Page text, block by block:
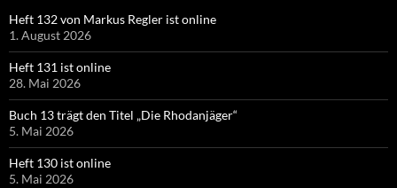
Heft 132 von Markus Regler ist online
1. August 2026
Heft 131 ist online
28. Mai 2026
Buch 13 trägt den Titel „Die Rhodanjäger“
5. Mai 2026
Heft 130 ist online
5. Mai 2026